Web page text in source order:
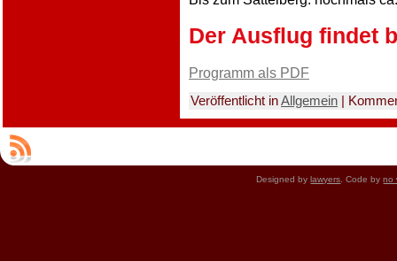
Der Ausflug findet
Programm als PDF
Veröffentlicht inAllgemein
Designed bylawyers. Code byno